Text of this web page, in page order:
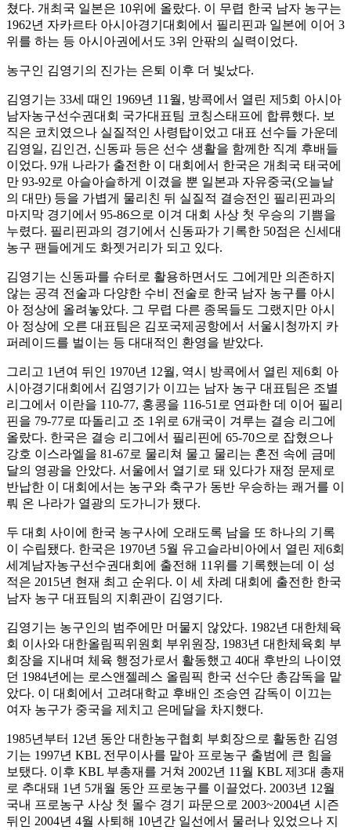
쳤다. 개최국 일본은 10위에 올랐다. 이 무렵 한국 남자 농구는
1962년 자카르타 아시아경기대회에서 필리핀과 일본에 이어 3
위를 하는 등 아시아권에서도 3위 안팎의 실력이었다.
농구인 김영기의 진가는 은퇴 이후 더 빛났다.
김영기는 33세 때인 1969년 11월, 방콕에서 열린 제5회 아시아
남자농구선수권대회 국가대표팀 코칭스태프에 합류했다. 보
직은 코치였으나 실질적인 사령탑이었고 대표 선수들 가운데
김영일, 김인건, 신동파 등은 선수 생활을 함께한 직계 후배들
이었다. 9개 나라가 출전한 이 대회에서 한국은 개최국 태국에
만 93-92로 아슬아슬하게 이겼을 뿐 일본과 자유중국(오늘날
의 대만) 등을 가볍게 물리친 뒤 실질적 결승전인 필리핀과의
마지막 경기에서 95-86으로 이겨 대회 사상 첫 우승의 기쁨을
누렸다. 필리핀과의 경기에서 신동파가 기록한 50점은 신세대
농구 팬들에게도 화젯거리가 되고 있다.
김영기는 신동파를 슈터로 활용하면서도 그에게만 의존하지
않는 공격 전술과 다양한 수비 전술로 한국 남자 농구를 아시
아 정상에 올려놓았다. 그 무렵 다른 종목들도 그랬지만 아시
아 정상에 오른 대표팀은 김포국제공항에서 서울시청까지 카
퍼레이드를 벌이는 등 대대적인 환영을 받았다.
그리고 1년여 뒤인 1970년 12월, 역시 방콕에서 열린 제6회 아
시아경기대회에서 김영기가 이끄는 남자 농구 대표팀은 조별
리그에서 이란을 110-77, 홍콩을 116-51로 연파한 데 이어 필리
핀을 79-77로 따돌리고 조 1위로 6개국이 겨루는 결승 리그에
올랐다. 한국은 결승 리그에서 필리핀에 65-70으로 잡혔으나
강호 이스라엘을 81-67로 물리쳐 물고 물리는 혼전 속에 금메
달의 영광을 안았다. 서울에서 열기로 돼 있다가 재정 문제로
반납한 이 대회에서는 농구와 축구가 동반 우승하는 쾌거를 이
뤄 온 나라가 열광의 도가니가 됐다.
두 대회 사이에 한국 농구사에 오래도록 남을 또 하나의 기록
이 수립됐다. 한국은 1970년 5월 유고슬라비아에서 열린 제6회
세계남자농구선수권대회에 출전해 11위를 기록했는데 이 성
적은 2015년 현재 최고 순위다. 이 세 차례 대회에 출전한 한국
남자 농구 대표팀의 지휘관이 김영기다.
김영기는 농구인의 범주에만 머물지 않았다. 1982년 대한체육
회 이사와 대한올림픽위원회 부위원장, 1983년 대한체육회 부
회장을 지내며 체육 행정가로서 활동했고 40대 후반의 나이였
던 1984년에는 로스앤젤레스 올림픽 한국 선수단 총감독을 맡
았다. 이 대회에서 고려대학교 후배인 조승연 감독이 이끄는
여자 농구가 중국을 제치고 은메달을 차지했다.
1985년부터 12년 동안 대한농구협회 부회장으로 활동한 김영
기는 1997년 KBL 전무이사를 맡아 프로농구 출범에 큰 힘을
보탰다. 이후 KBL 부총재를 거쳐 2002년 11월 KBL 제3대 총재
로 추대돼 1년 5개월 동안 프로농구를 이끌었다. 2003년 12월
국내 프로농구 사상 첫 몰수 경기 파문으로 2003~2004년 시즌
뒤인 2004년 4월 사퇴해 10년간 일선에서 물러나 있었으나 지